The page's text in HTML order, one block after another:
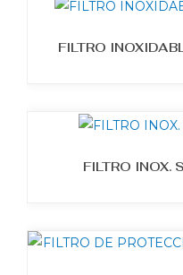
FILTRO
FILTRO INOX.